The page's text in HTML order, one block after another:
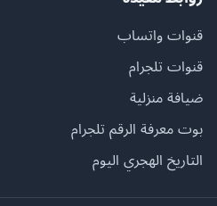
قنوات واتساب
قنوات تلجرام
ضيافة منزلية
بوت معرفة الرقم تلجرام
التاريخ الهجري اليوم